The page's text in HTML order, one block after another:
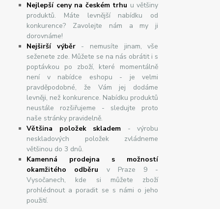
Nejlepší ceny na českém trhu u většiny
produktů. Máte levnější nabídku od
konkurence? Zavolejte nám a my ji
dorovnáme!
Nejširšívýběr- nemusíte jinam, vše
seženete zde. Můžete se na nás obrátit i s
poptávkou po zboží, které momentálně
není v nabídce eshopu - je velmi
pravděpodobné, že Vám jej dodáme
levněji, než konkurence. Nabídku produktů
neustále rozšiřujeme - sledujte proto
naše stránky pravidelně.
Většina položek skladem - výrobu
neskladových položek zvládneme
většinou do 3 dnů.
Kamenná prodejna s možností
okamžitého odběru v Praze 9 -
Vysočanech, kde si můžete zboží
prohlédnout a poradit se s námi o jeho
použití.